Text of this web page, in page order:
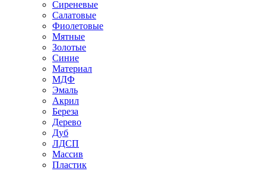
Сиреневые
Салатовые
Фиолетовые
Мятные
Золотые
Синие
Материал
МДФ
Эмаль
Акрил
Береза
Дерево
Дуб
ЛДСП
Массив
Пластик